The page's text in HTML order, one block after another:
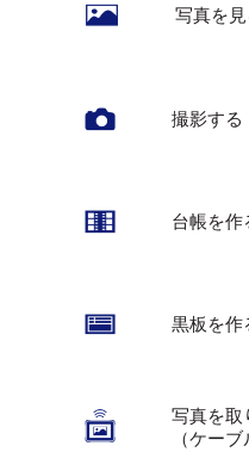
写真を見
撮影する
台帳を作
黒板を作
写真を取
（ケーブ